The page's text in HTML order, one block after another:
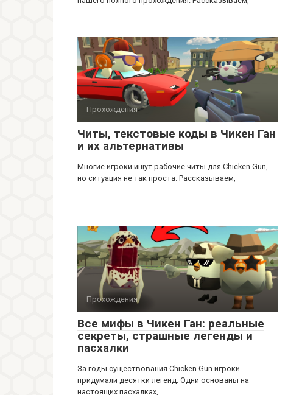
Прохождения
Читы, текстовые коды в Чикен Ган
и их альтернативы
Многие игроки ищут рабочие читы для Chicken Gun,
но ситуация не так проста. Рассказываем,
Прохождения
Все мифы в Чикен Ган: реальные
секреты, страшные легенды и
пасхалки
За годы существования Chicken Gun игроки
придумали десятки легенд. Одни основаны на
настоящих пасхалках,